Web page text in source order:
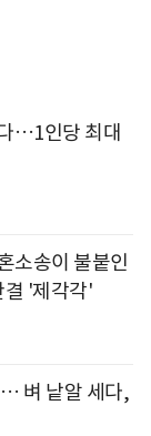
…1인당 최대
소송이 불붙인
'제각각'
벼 낱알 세다,